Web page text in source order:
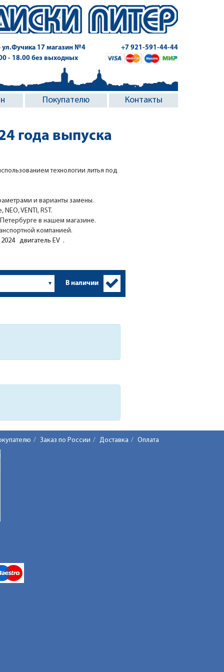
ул.Фучика 17магазин №4
+7 921-591-44-44
- 18.00 без выходных
Покупателю Контакты
года выпуска
технологии литья под
и варианты замены.
VENTI, RST.
в нашем магазине.
компанией.
двигатель EV .
В наличии
Заказ по России Доставка Оплата